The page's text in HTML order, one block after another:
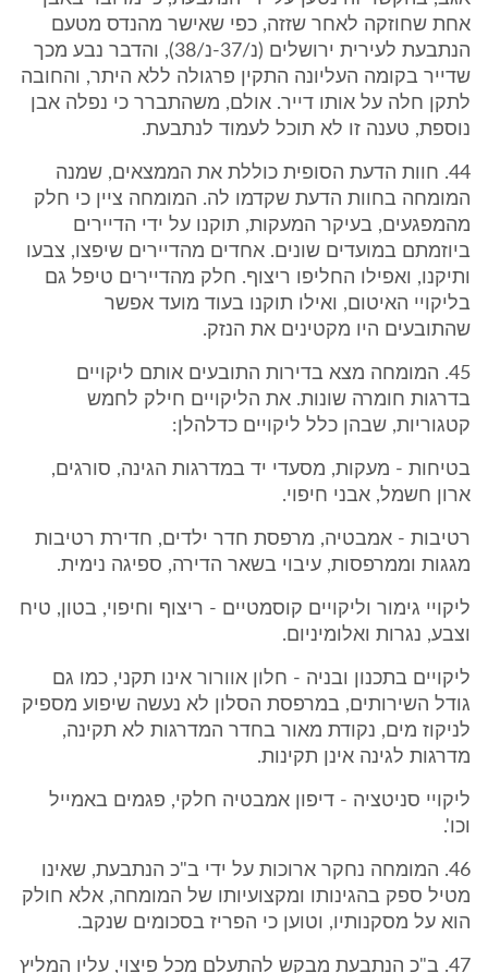
אחת שחוזקה לאחר שזזה, כפי שאישר מהנדס מטעם
הנתבעת לעירית ירושלים (נ/37-נ/38), והדבר נבע מכך
שדייר בקומה העליונה התקין פרגולה ללא היתר, והחובה
לתקן חלה על אותו דייר. אולם, משהתברר כי נפלה אבן
נוספת, טענה זו לא תוכל לעמוד לנתבעת.
44. חוות הדעת הסופית כוללת את הממצאים, שמנה
המומחה בחוות הדעת שקדמו לה. המומחה ציין כי חלק
מהמפגעים, בעיקר המעקות, תוקנו על ידי הדיירים
ביוזמתם במועדים שונים. אחדים מהדיירים שיפצו, צבעו
ותיקנו, ואפילו החליפו ריצוף. חלק מהדיירים טיפל גם
בליקויי האיטום, ואילו תוקנו בעוד מועד אפשר
שהתובעים היו מקטינים את הנזק.
45. המומחה מצא בדירות התובעים אותם ליקויים
בדרגות חומרה שונות. את הליקויים חילק לחמש
קטגוריות, שבהן כלל ליקויים כדלהלן:
בטיחות - מעקות, מסעדי יד במדרגות הגינה, סורגים,
ארון חשמל, אבני חיפוי.
רטיבות - אמבטיה, מרפסת חדר ילדים, חדירת רטיבות
מגגות וממרפסות, עיבוי בשאר הדירה, ספיגה נימית.
ליקויי גימור וליקויים קוסמטיים - ריצוף וחיפוי, בטון, טיח
וצבע, נגרות ואלומיניום.
ליקויים בתכנון ובניה - חלון אוורור אינו תקני, כמו גם
גודל השירותים, במרפסת הסלון לא נעשה שיפוע מספיק
לניקוז מים, נקודת מאור בחדר המדרגות לא תקינה,
מדרגות לגינה אינן תקינות.
ליקויי סניטציה - דיפון אמבטיה חלקי, פגמים באמייל
וכו'.
46. המומחה נחקר ארוכות על ידי ב"כ הנתבעת, שאינו
מטיל ספק בהגינותו ומקצועיותו של המומחה, אלא חולק
הוא על מסקנותיו, וטוען כי הפריז בסכומים שנקב.
47. ב"כ הנתבעת מבקש להתעלם מכל פיצוי, עליו המליץ